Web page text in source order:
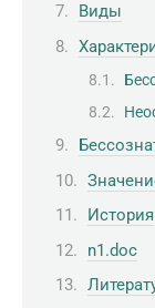
Виды
История
n1.doc